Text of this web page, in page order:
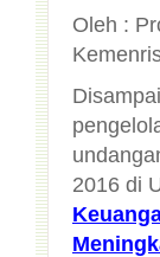
Oleh :
2016 di